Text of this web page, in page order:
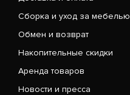
Сборка и уход за мебелью
Обмен и возврат
Накопительные скидки
Аренда товаров
Новости и пресса